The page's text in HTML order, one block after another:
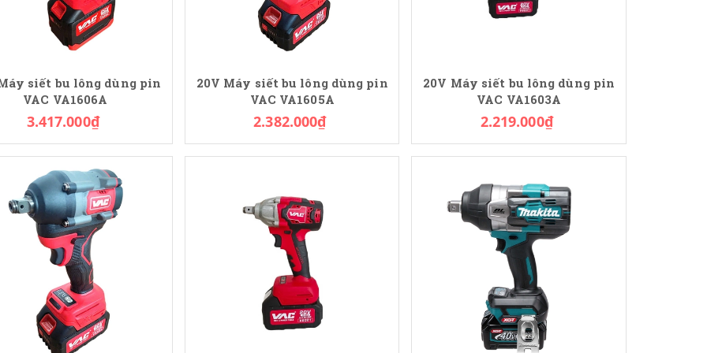
siết bu lông dùng pin
VAC VA1606A
3.417.000₫
20V Máy siết bu lông dùng pin
VAC VA1605A
2.382.000₫
20V Máy siết bu lông dùng pin
VAC VA1603A
2.219.000₫